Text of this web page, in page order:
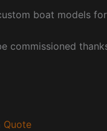
boat models
commissioned
Quote